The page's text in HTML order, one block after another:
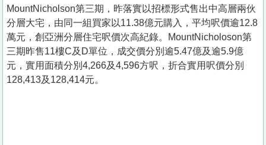
MountNicholson第三期，昨落實以招標形式售出中高層兩伙
分層大宅，由同一組買家以11.38億元購入，平均呎價逾12.8
萬元，創亞洲分層住宅呎價次高紀錄。MountNicholoson第
三期昨售11樓C及D單位，成交價分別逾5.47億及逾5.9億
元，實用面積分別4,266及4,596方呎，折合實用呎價分別
128,413及128,414元。